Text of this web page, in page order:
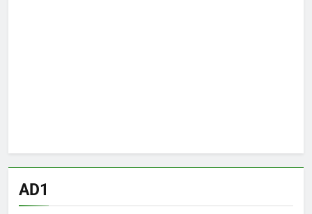
AD1